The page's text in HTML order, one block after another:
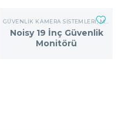
GÜVENLIK KAMERA SISTEMLERI,MONITÖRLER
Noisy 19 İnç Güvenlik
Monitörü